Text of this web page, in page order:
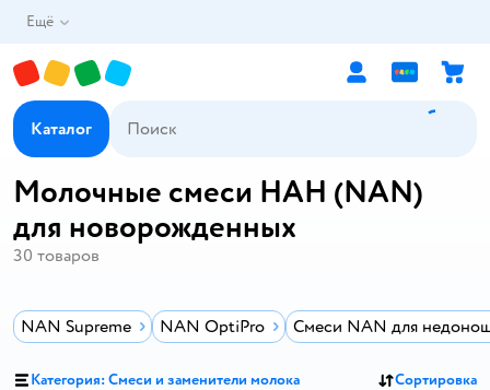
Ещё
Каталог
Молочные смеси НАН (NAN)
для новорожденных
30 товаров
NAN Supreme NAN OptiPro Смеси NAN для
Категория: Смеси и заменители молока Сортировка